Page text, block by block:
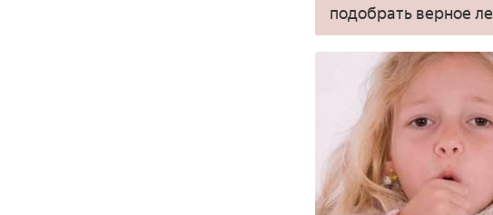
подобрать верное